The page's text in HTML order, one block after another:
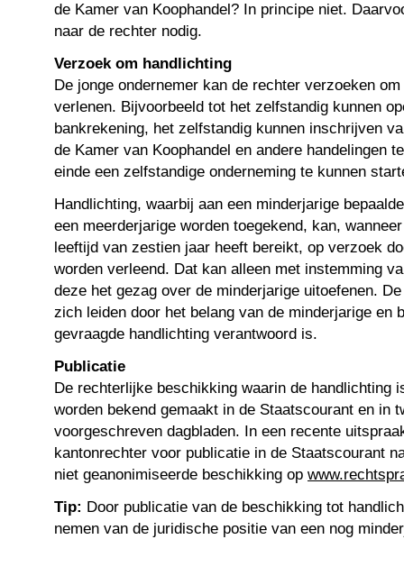
de Kamer van Koophandel? In principe niet.
naar de rechter nodig.
Verzoek om handlichting
De jonge ondernemer kan de rechter verzoeken
verlenen. Bijvoorbeeld tot het zelfstandig kunnen
bankrekening, het zelfstandig kunnen inschrijven
de Kamer van Koophandel en andere handelingen
einde een zelfstandige onderneming te kunnen
Handlichting, waarbij aan een minderjarige
een meerderjarige worden toegekend, kan,
leeftijd van zestien jaar heeft bereikt, op verzoek
worden verleend. Dat kan alleen met instemming
deze het gezag over de minderjarige uitoefenen.
zich leiden door het belang van de minderjarige en
gevraagde handlichting verantwoord is.
Publicatie
De rechterlijke beschikking waarin de handlichting
worden bekend gemaakt in de Staatscourant en in
voorgeschreven dagbladen. In een recente
kantonrechter voor publicatie in de Staatscourant
niet geanonimiseerde beschikking op
Tip: Door publicatie van de beschikking tot
nemen van de juridische positie van een nog